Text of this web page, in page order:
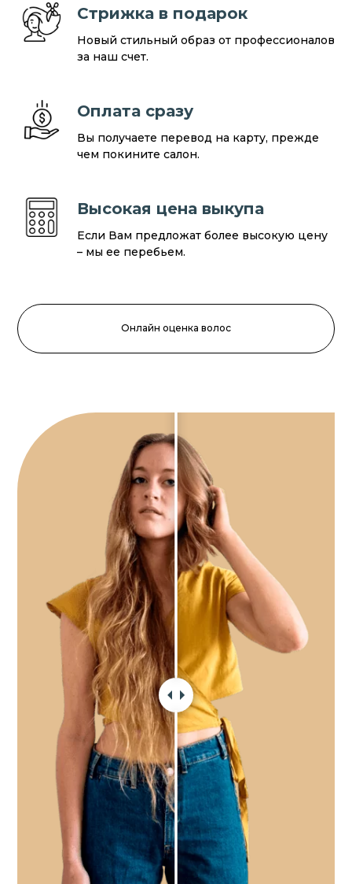
Стрижка в подарок
Новый стильный образ от профессионалов
за наш счет.
Оплата сразу
Вы получаете перевод на карту, прежде
чем покините салон.
Высокая цена выкупа
Если Вам предложат более высокую цену
– мы ее перебьем.
Онлайн оценка волос